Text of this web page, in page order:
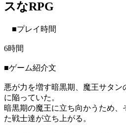
スなRPG
■プレイ時間
6時間
■ゲーム紹介文
悪が力を増す暗黒期、魔王サタ
に陥っていた。
暗黒期の魔王に立ち向かうため
た戦士達が立ち上がる。